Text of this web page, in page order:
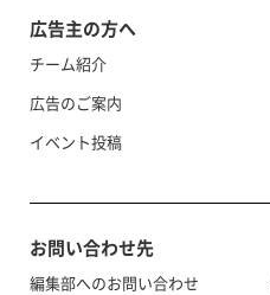
広告主の方へ
チーム紹介
広告のご案内
イベント投稿
お問い合わせ先
編集部へのお問い合わせ